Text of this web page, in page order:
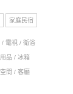
家庭民宿
/ 電視 / 衛浴
品 / 冰箱
間 / 客廳